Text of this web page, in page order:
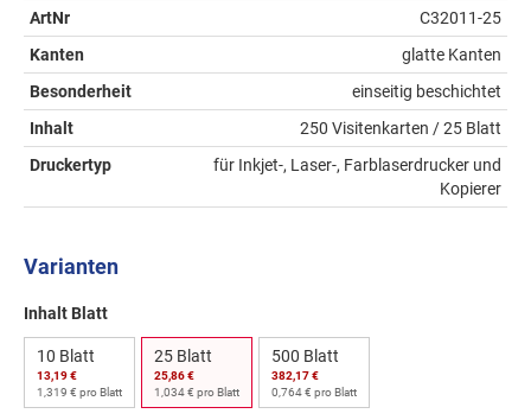
ArtNr
C32011-25
Kanten
glatte Kanten
Besonderheit
einseitig beschichtet
Inhalt
250 Visitenkarten / 25 Blatt
Druckertyp
für Inkjet-, Laser-, Farblaserdrucker und
Kopierer
Varianten
Inhalt Blatt
10 Blatt
13,19 €
1,319 € pro Blatt
25 Blatt
25,86 €
1,034 € pro Blatt
500 Blatt
382,17 €
0,764 € pro Blatt